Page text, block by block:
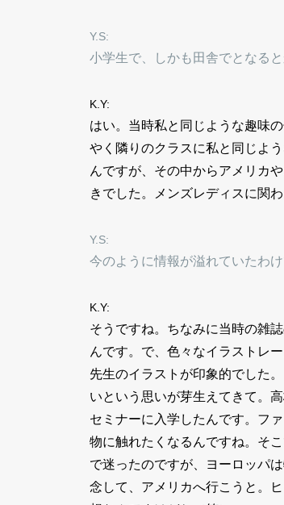
Y.S:
小学生で、しかも田舎でとなる
K.Y:
はい。当時私と同じような趣味
やく隣りのクラスに私と同じよ
んですが、その中からアメリカ
きでした。メンズレディスに関わ
Y.S:
今のように情報が溢れていたわ
K.Y:
そうですね。ちなみに当時の雑
んです。で、色々なイラストレ
先生のイラストが印象的でした
いという思いが芽生えてきて。
セミナーに入学したんです。フ
物に触れたくなるんですね。そ
で迷ったのですが、ヨーロッパ
念して、アメリカへ行こうと。